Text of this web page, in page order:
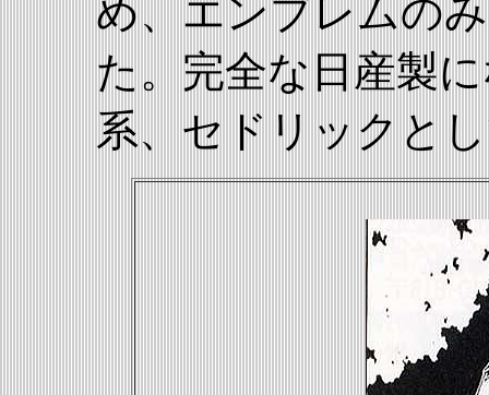
め、エンブレムの
た。完全な日産製
系、セドリックと